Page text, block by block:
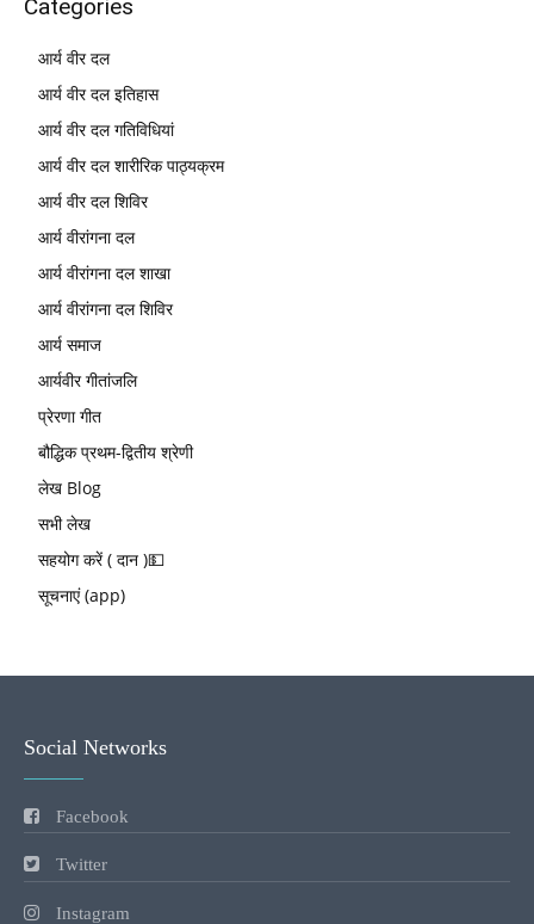
Categories
आर्य वीर दल
आर्य वीर दल इतिहास
आर्य वीर दल गतिविधियां
आर्य वीर दल शारीरिक पाठ्यक्रम
आर्य वीर दल शिविर
आर्य वीरांगना दल
आर्य वीरांगना दल शाखा
आर्य वीरांगना दल शिविर
आर्य समाज
आर्यवीर गीतांजलि
प्रेरणा गीत
बौद्धिक प्रथम-द्वितीय श्रेणी
लेख Blog
सभी लेख
सहयोग करें ( दान )💵
सूचनाएं (app)
Social Networks
Facebook
Twitter
Instagram